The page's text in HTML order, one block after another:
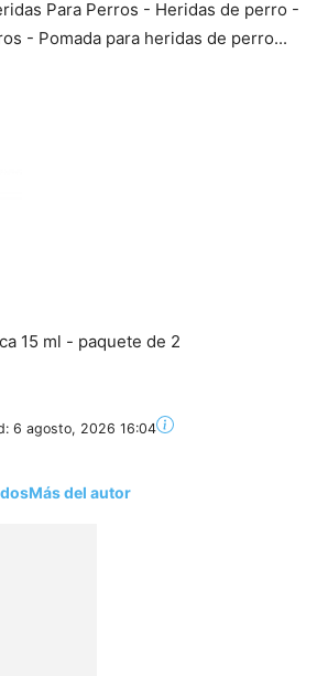
Para Perros - Heridas de perro -
- Pomada para heridas de perro...
15 ml - paquete de 2
6 agosto, 2026 16:04
Más del autor